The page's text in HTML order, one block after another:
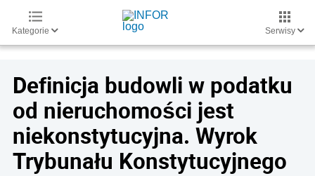
Kategorie Serwisy
Definicja budowli w podatku
od nieruchomości jest
niekonstytucyjna. Wyrok
Trybunału Konstytucyjnego